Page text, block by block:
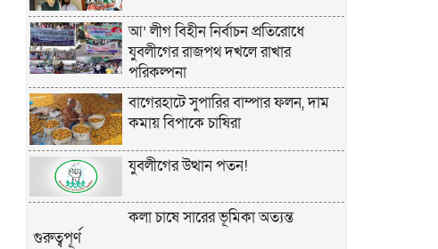
আ’ লীগ বিহীন নির্বাচন প্রতিরোধে
যুবলীগের রাজপথ দখলে রাখার
পরিকল্পনা
বাগেরহাটে সুপারির বাম্পার ফলন, দাম
কমায় বিপাকে চাষিরা
যুবলীগের উত্থান পতন!
কলা চাষে সারের ভূমিকা অত্যন্ত
গুরুত্বপূর্ণ